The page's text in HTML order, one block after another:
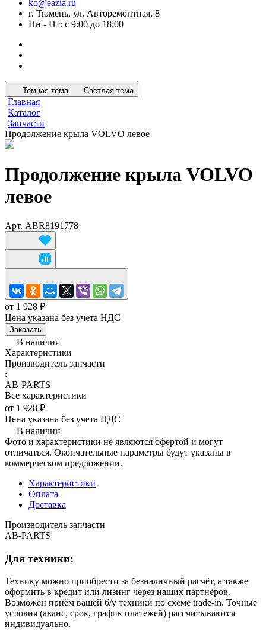
ko@eazia.ru
г. Тюмень, ул. Авторемонтная, 8
Пн - Пт: с 9:00 до 18:00
Темная тема Светлая тема
Главная
Каталог
Запчасти
Продолжение крыла VOLVO левое
Продолжение крыла VOLVO
левое
Арт. ABR8191778
от 1 928 ₽
Цена указана без учета НДС
Заказать
В наличии
Характеристики
Производитель запчасти
:
AB-PARTS
Все характеристики
от 1 928 ₽
Цена указана без учета НДС
В наличии
Фото и характеристики не являются офертой и могут
отличаться. Окончательные параметры будут указаны в
коммерческом предложении.
Характеристики
Оплата
Доставка
Производитель запчасти
AB-PARTS
Для техники:
Технику можно приобрести за безналичный расчёт, а также
оформить в кредит или лизинг через наших партнёров.
Возможен приём вашей б/у техники по схеме trade-in. Точные
условия (аванс, срок, график платежей) рассчитываются
индивидуально.